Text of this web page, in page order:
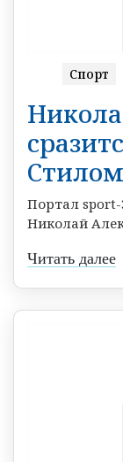
Спорт
Стилом
Портал sport-
Николай
Читать далее